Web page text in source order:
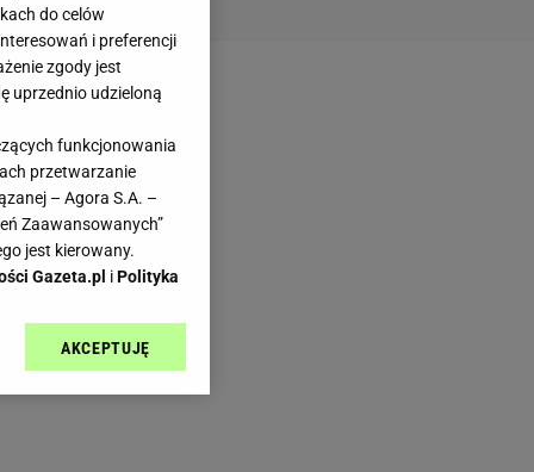
do celów
i preferencji
zgody jest
uprzednio udzieloną
funkcjonowania
przetwarzanie
– Agora S.A. –
Zaawansowanych”
jest kierowany.
Gazeta.pl iPolityka
sp. z o.o., jej
AKCEPTUJĘ